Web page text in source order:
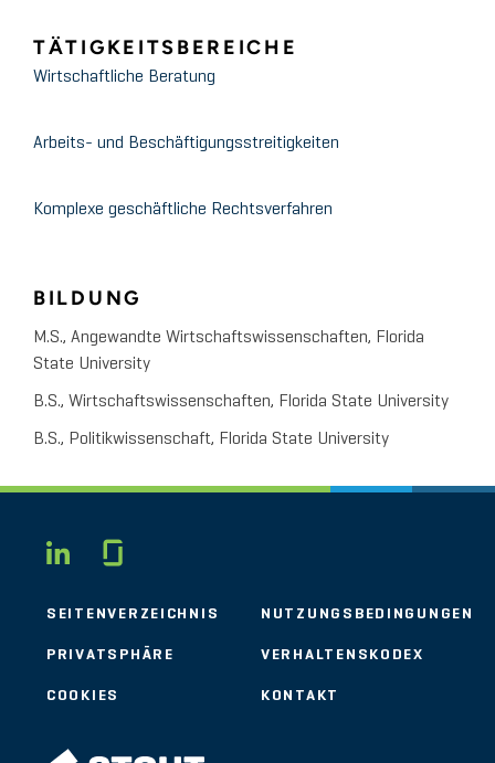
TÄTIGKEITSBEREICHE
Wirtschaftliche Beratung
Arbeits- und Beschäftigungsstreitigkeiten
Komplexe geschäftliche Rechtsverfahren
BILDUNG
M.S., Angewandte Wirtschaftswissenschaften, Florida
State University
B.S., Wirtschaftswissenschaften, Florida State University
B.S., Politikwissenschaft, Florida State University
LINKEDIN
SEITENVERZEICHNIS NUTZUNGSBEDINGUNGEN
PRIVATSPHÄRE VERHALTENSKODEX
COOKIES KONTAKT
STOUT LOGO